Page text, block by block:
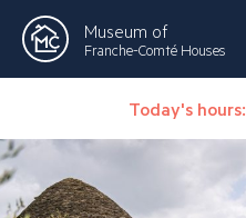
Museum of
Franche-Comté Houses
Today's hours: